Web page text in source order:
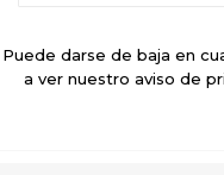
Puede darse de baja en
a ver nuestro aviso de